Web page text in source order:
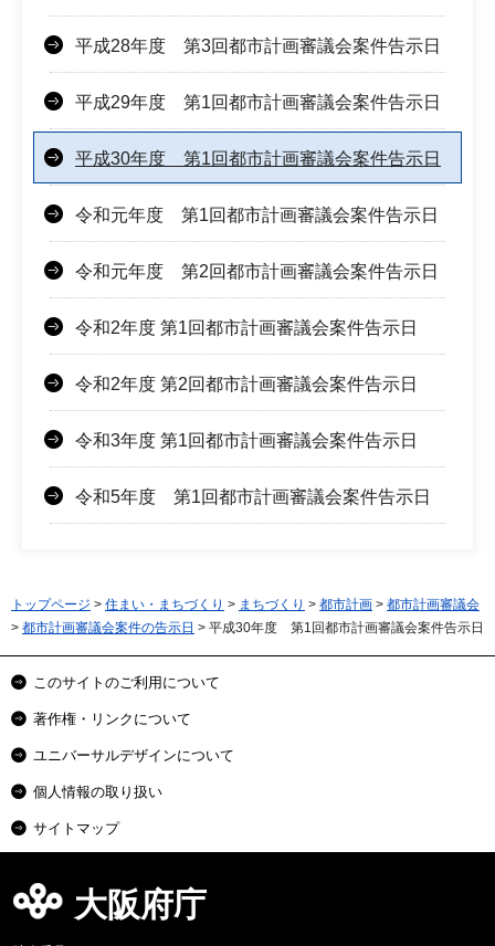
平成28年度 第3回都市計画審議会案件告示日
平成29年度 第1回都市計画審議会案件告示日
平成30年度 第1回都市計画審議会案件告示日
令和元年度 第1回都市計画審議会案件告示日
令和元年度 第2回都市計画審議会案件告示日
令和2年度 第1回都市計画審議会案件告示日
令和2年度 第2回都市計画審議会案件告示日
令和3年度 第1回都市計画審議会案件告示日
令和5年度 第1回都市計画審議会案件告示日
トップページ > 住まい・まちづくり > まちづくり > 都市計画 > 都市計画審議会
> 都市計画審議会案件の告示日 > 平成30年度 第1回都市計画審議会案件告示日
このサイトのご利用について
著作権・リンクについて
ユニバーサルデザインについて
個人情報の取り扱い
サイトマップ
大阪府庁